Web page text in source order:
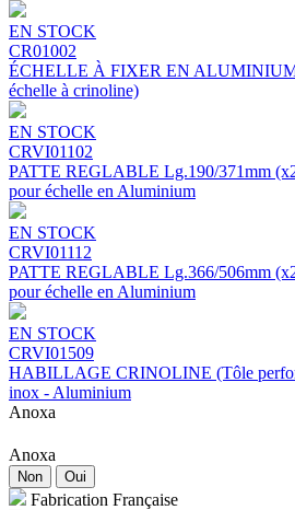
EN STOCK
CR01002
ÉCHELLE À FIXER EN ALUMINIUM
échelle à crinoline)
EN STOCK
CRVI01102
PATTE REGLABLE Lg.190/371mm
pour échelle en Aluminium
EN STOCK
CRVI01112
PATTE REGLABLE Lg.366/506mm
pour échelle en Aluminium
EN STOCK
CRVI01509
HABILLAGE CRINOLINE (Tôle
inox - Aluminium
Anoxa
Anoxa
Non Oui
Fabrication Française